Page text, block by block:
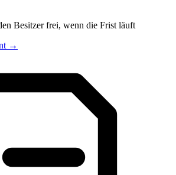
Besitzer frei, wenn die Frist läuft
→